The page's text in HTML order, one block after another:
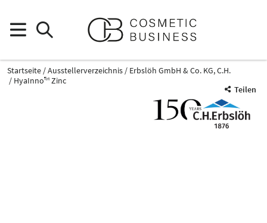
Startseite Ausstellerverzeichnis
Erbslöh GmbH & Co. KG, C.H.
HyaInno™ Zinc
Teilen